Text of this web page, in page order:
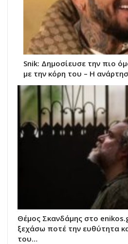
Snik: Δημοσίευσε την πιο
με την κόρη του – Η
Θέμος Σκανδάμης στο
ξεχάσω ποτέ την ευθύτητα
του…